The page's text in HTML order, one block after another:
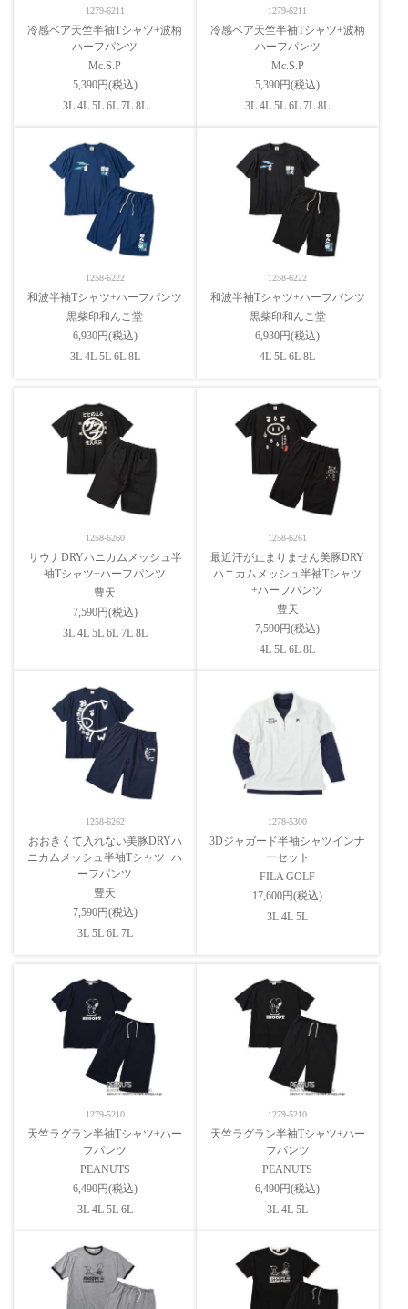
1279-6211
冷感ベア天竺半袖Tシャツ+波柄
ハーフパンツ
Mc.S.P
5,390円(税込)
3L 4L 5L 6L 7L 8L
1279-6211
冷感ベア天竺半袖Tシャツ+波柄
ハーフパンツ
Mc.S.P
5,390円(税込)
3L 4L 5L 6L 7L 8L
1258-6222
和波半袖Tシャツ+ハーフパンツ
黒柴印和んこ堂
6,930円(税込)
3L 4L 5L 6L 8L
1258-6222
和波半袖Tシャツ+ハーフパンツ
黒柴印和んこ堂
6,930円(税込)
4L 5L 6L 8L
1258-6260
サウナDRYハニカムメッシュ半
袖Tシャツ+ハーフパンツ
豊天
7,590円(税込)
3L 4L 5L 6L 7L 8L
1258-6261
最近汗が止まりません美豚DRY
ハニカムメッシュ半袖Tシャツ
+ハーフパンツ
豊天
7,590円(税込)
4L 5L 6L 8L
1258-6262
おおきくて入れない美豚DRYハ
ニカムメッシュ半袖Tシャツ+ハ
ーフパンツ
豊天
7,590円(税込)
3L 5L 6L 7L
1278-5300
3Dジャガード半袖シャツインナ
ーセット
FILA GOLF
17,600円(税込)
3L 4L 5L
1279-5210
天竺ラグラン半袖Tシャツ+ハー
フパンツ
PEANUTS
6,490円(税込)
3L 4L 5L 6L
1279-5210
天竺ラグラン半袖Tシャツ+ハー
フパンツ
PEANUTS
6,490円(税込)
3L 4L 5L